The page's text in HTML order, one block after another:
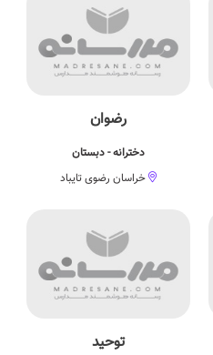
رضوان
دخترانه - دبستان
خراسان رضوی تایباد
توحید